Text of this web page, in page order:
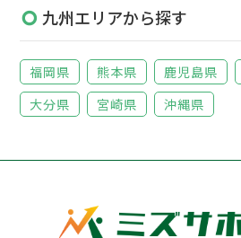
九州エリアから探す
福岡県 熊本県 鹿児島県
大分県
宮崎県 沖縄県